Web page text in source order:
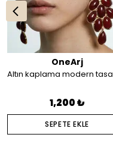
OneArj
1,200 ₺
SEPETE EKLE